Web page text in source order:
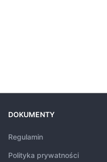
DOKUMENTY
Regulamin
Polityka prywatności